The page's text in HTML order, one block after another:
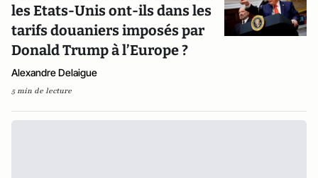
les Etats-Unis ont-ils dans les
tarifs douaniers imposés par
Donald Trump à l’Europe ?
Alexandre Delaigue
5 min de lecture